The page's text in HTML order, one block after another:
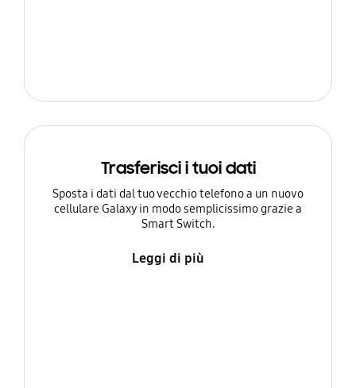
Trasferisci i tuoi dati
Sposta i dati dal tuo vecchio telefono a un nuovo
cellulare Galaxy in modo semplicissimo grazie a
Smart Switch.
Leggi di più